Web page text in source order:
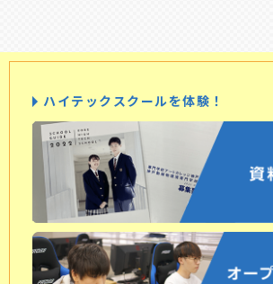
ハイテックスクールを体験！